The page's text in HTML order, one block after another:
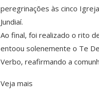
peregrinações às cinco
Jundiaí.
Ao final, foi realizado o rito
entoou solenemente o Te
Verbo, reafirmando a
Veja mais